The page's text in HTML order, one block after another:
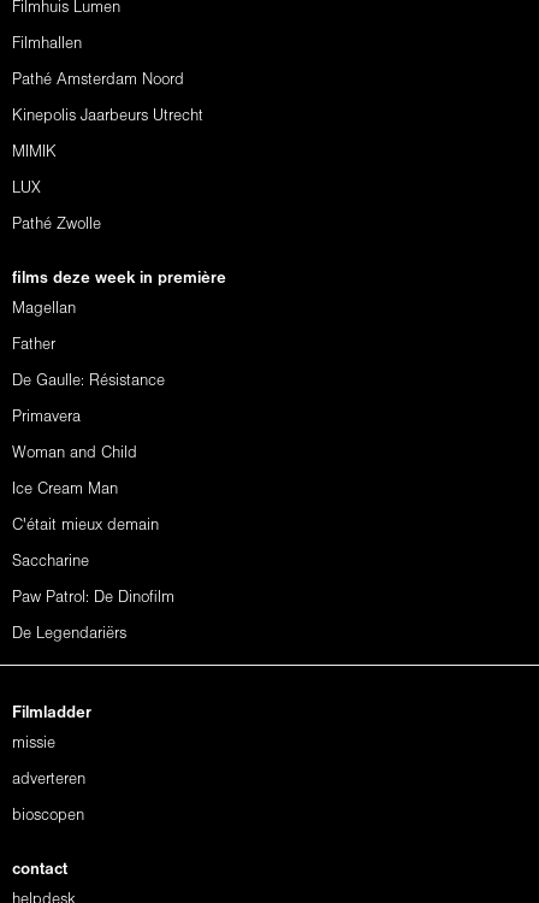
Filmhuis Lumen
Filmhallen
Pathé Amsterdam Noord
Kinepolis Jaarbeurs Utrecht
MIMIK
LUX
Pathé Zwolle
films deze week in première
Magellan
Father
De Gaulle: Résistance
Primavera
Woman and Child
Ice Cream Man
C'était mieux demain
Saccharine
Paw Patrol: De Dinofilm
De Legendariërs
Filmladder
missie
adverteren
bioscopen
contact
helpdesk